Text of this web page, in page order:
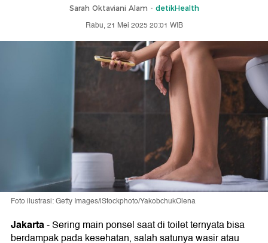
Sarah Oktaviani Alam - detikHealth
Rabu, 21 Mei 2025 20:01 WIB
Foto ilustrasi: Getty Images/iStockphoto/YakobchukOlena
Jakarta-Sering main ponsel saat di toilet ternyata bisa
berdampak pada kesehatan, salah satunya wasir atau